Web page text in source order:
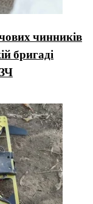
чинників
бригаді